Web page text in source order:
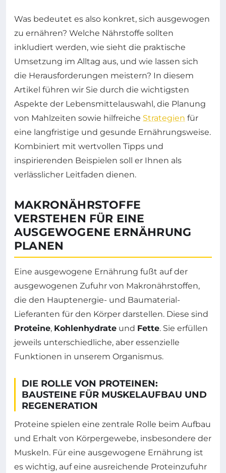
Was bedeutet es also konkret, sich ausgewogen
zu ernähren? Welche Nährstoffe sollten
inkludiert werden, wie sieht die praktische
Umsetzung im Alltag aus, und wie lassen sich
die Herausforderungen meistern? In diesem
Artikel führen wir Sie durch die wichtigsten
Aspekte der Lebensmittelauswahl, die Planung
von Mahlzeiten sowie hilfreiche Strategien für
eine langfristige und gesunde Ernährungsweise.
Kombiniert mit wertvollen Tipps und
inspirierenden Beispielen soll er Ihnen als
verlässlicher Leitfaden dienen.
MAKRONÄHRSTOFFE
VERSTEHEN FÜR EINE
AUSGEWOGENE ERNÄHRUNG
PLANEN
Eine ausgewogene Ernährung fußt auf der
ausgewogenen Zufuhr von Makronährstoffen,
die den Hauptenergie- und Baumaterial-
Lieferanten für den Körper darstellen. Diese sind
Proteine, Kohlenhydrate und Fette. Sie erfüllen
jeweils unterschiedliche, aber essenzielle
Funktionen in unserem Organismus.
DIE ROLLE VON PROTEINEN:
BAUSTEINE FÜR MUSKELAUFBAU UND
REGENERATION
Proteine spielen eine zentrale Rolle beim Aufbau
und Erhalt von Körpergewebe, insbesondere der
Muskeln. Für eine ausgewogene Ernährung ist
es wichtig, auf eine ausreichende Proteinzufuhr